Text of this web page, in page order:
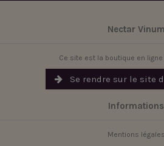
Nectar Vinum
Ce site est la boutique en ligne
Se rendre sur le site
Informations
Mentions légales